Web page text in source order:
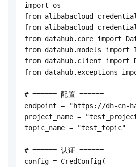
import os
from
from
from datahub.core import
from datahub.models import
from datahub.client import
from datahub.exceptions
# ====== 配置 ======
endpoint = "https://dh-cn-
project_name =
topic_name = "test_topic"
# ====== 认证 ======
config = CredConfig(